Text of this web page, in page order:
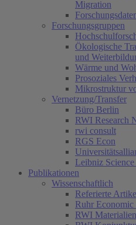
Migration
Forschungsgruppen
Ökologische
und
Wärme und
Prosoziales
Mikrostruktur
Vernetzung/Transfer
Büro Berlin
RWI Research
rwi consult
RGS Econ
Leibniz
Publikationen
Wissenschaftlich
Referierte
Ruhr Economic
RWI Materialien